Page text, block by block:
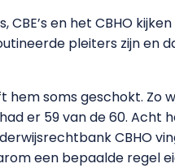
CBE’s en het CBHO
pleiters zijn en
hem soms geschokt.
er 59 van de 60.
CBHO
een bepaalde regel